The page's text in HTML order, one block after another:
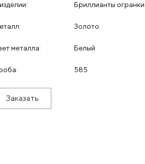
Бриллианты
Золото
металла: Белый
585
Заказать